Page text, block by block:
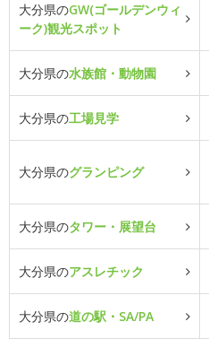
大分県のGW(ゴールデンウィ
ーク)観光スポット
大分県の水族館・動物園
大分県の工場見学
大分県のグランピング
大分県のタワー・展望台
大分県のアスレチック
大分県の道の駅・SA/PA